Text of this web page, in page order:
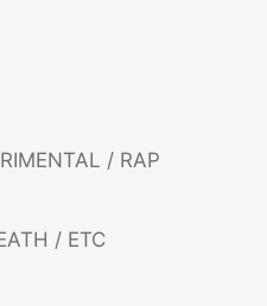
/ RAP
/ ETC